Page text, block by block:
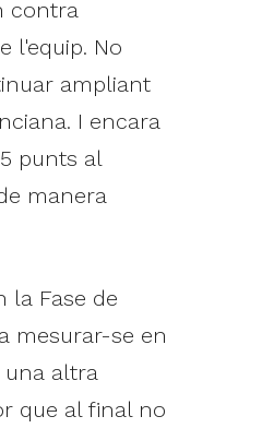
contra
l'equip. No
ampliant
I encara
punts al
manera
la Fase de
mesurar-se en
una altra
que al final no